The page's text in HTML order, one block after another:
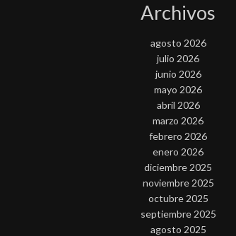
Archivos
agosto 2026
julio 2026
junio 2026
mayo 2026
abril 2026
marzo 2026
febrero 2026
enero 2026
diciembre 2025
noviembre 2025
octubre 2025
septiembre 2025
agosto 2025